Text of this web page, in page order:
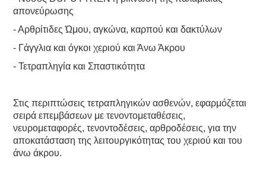
απονεύρωσης
- Αρθρίτιδες Ώμου, αγκώνα, καρπού και δακτύλων
- Γάγγλια και όγκοι χεριού και Άνω Άκρου
- Τετραπληγία και Σπαστικότητα
Στις περιπτώσεις τετραπληγικών ασθενών, εφαρμόζεται
σειρά επεμβάσεων με τενοντομεταθέσεις,
νευρομεταφορές, τενοντοδέσεις, αρθροδέσεις, για την
αποκατάσταση της λειτουργικότητας του χεριού και του
άνω άκρου.